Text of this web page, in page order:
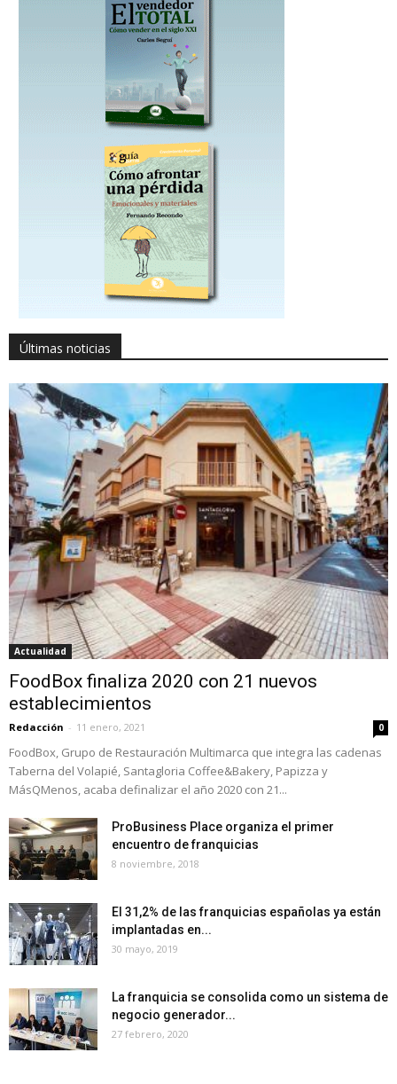
Últimas noticias
Actualidad
FoodBox finaliza 2020 con 21 nuevos
establecimientos
Redacción - 11 enero, 2021 0
FoodBox, Grupo de Restauración Multimarca que integra las cadenas
Taberna del Volapié, Santagloria Coffee&Bakery, Papizza y
MásQMenos, acaba definalizar el año 2020 con 21...
ProBusiness Place organiza el primer
encuentro de franquicias
8 noviembre, 2018
El 31,2% de las franquicias españolas ya están
implantadas en...
30 mayo, 2019
La franquicia se consolida como un sistema de
negocio generador...
27 febrero, 2020